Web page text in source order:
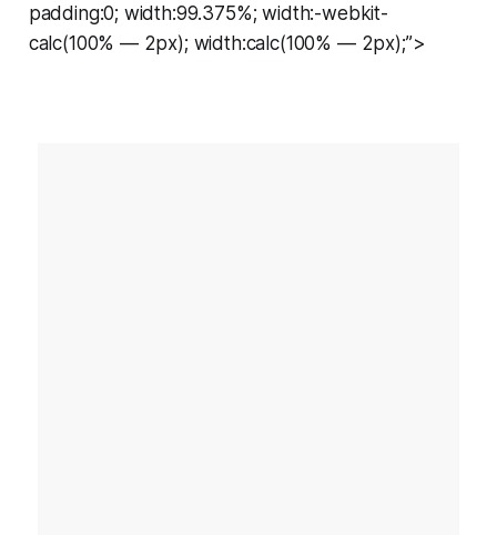
padding:0; width:99.375%; width:-webkit-
calc(100% — 2px); width:calc(100% — 2px);”>